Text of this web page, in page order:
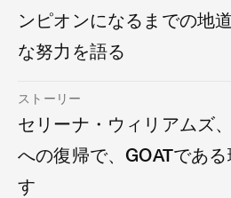
ンピオンになるまでの地
な努力を語る
ストーリー
セリーナ・ウィリアムズ
への復帰で、GOATであ
す